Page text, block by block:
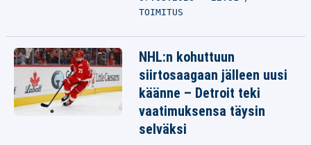
TOIMITUS
NHL:n kohuttuun
siirtosaagaan jälleen uusi
käänne – Detroit teki
vaatimuksensa täysin
selväksi